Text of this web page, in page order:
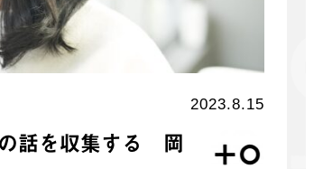
2023.8.15
話を収集する 岡